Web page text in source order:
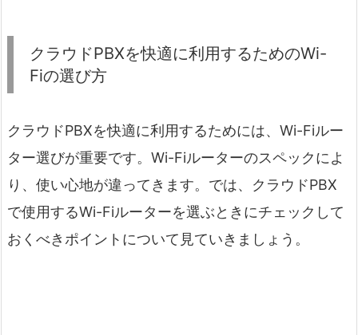
クラウドPBXを快適に利用するためのWi-
Fiの選び方
クラウドPBXを快適に利用するためには、Wi-Fiルー
ター選びが重要です。Wi-Fiルーターのスペックによ
り、使い心地が違ってきます。では、クラウドPBX
で使用するWi-Fiルーターを選ぶときにチェックして
おくべきポイントについて見ていきましょう。